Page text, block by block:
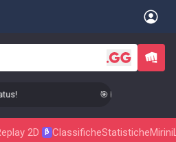
🎯 Level Up Your
2D β ClassificheStatisticheMirini